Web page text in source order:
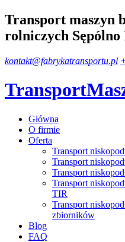
Transport maszyn
rolniczych
kontakt@fabrykatransportu.pl
Główna
O firmie
Oferta
Transport
Transport
Transport
Transport
TIR
Transport
zbiorników
Blog
FAQ